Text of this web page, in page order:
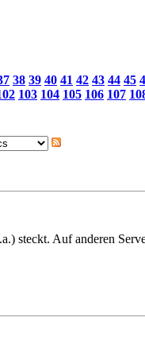
38 39 40 41 42 43 44 45
103 104 105 106 107
steckt. Auf anderen